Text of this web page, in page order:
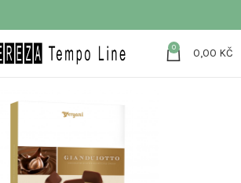
0 0,00 KČ